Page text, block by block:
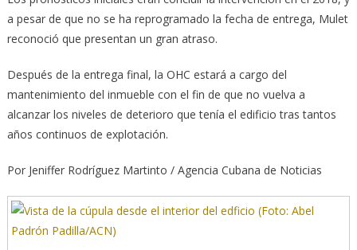
a pesar de que no se ha reprogramado la fecha de entrega, Mulet
reconoció que presentan un gran atraso.
Después de la entrega final, la OHC estará a cargo del
mantenimiento del inmueble con el fin de que no vuelva a
alcanzar los niveles de deterioro que tenía el edificio tras tantos
años continuos de explotación.
Por Jeniffer Rodríguez Martinto / Agencia Cubana de Noticias